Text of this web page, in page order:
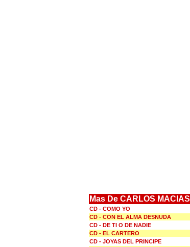
Mas De CARLOS MACIAS
CD - COMO YO
CD - CON EL ALMA DESNUDA
CD - DE TI O DE NADIE
CD - EL CARTERO
CD - JOYAS DEL PRINCIPE